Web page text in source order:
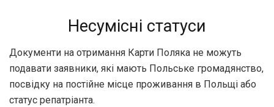
Несумісні статуси
Документи на отримання Карти Поляка не можуть
подавати заявники, які мають Польське громадянство,
посвідку на постійне місце проживання в Польщі або
статус репатріанта.